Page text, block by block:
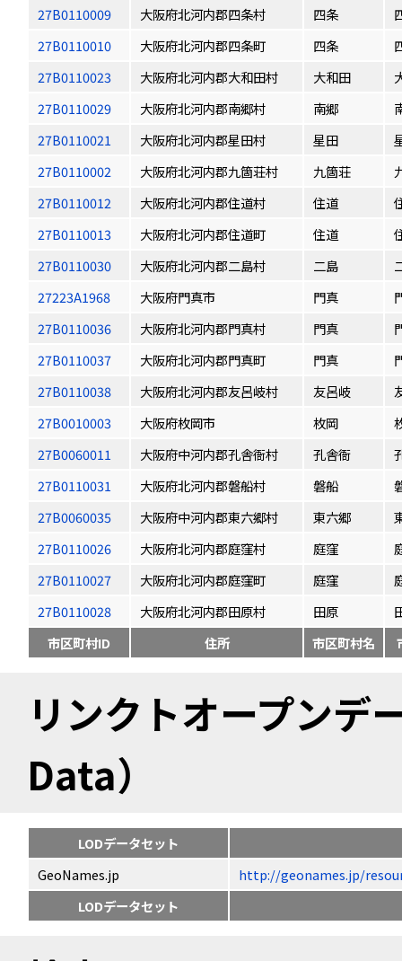
27B0110009
大阪府北河内郡四条村 四条
27B0110010
大阪府北河内郡四条町 四条
27B0110023
大阪府北河内郡大和田村 大和田
27B0110029
大阪府北河内郡南郷村 南郷
27B0110021
大阪府北河内郡星田村 星田
27B0110002
大阪府北河内郡九箇荘村 九箇荘
27B0110012
大阪府北河内郡住道村 住道
27B0110013
大阪府北河内郡住道町 住道
27B0110030
大阪府北河内郡二島村 二島
27223A1968
大阪府門真市 門真
27B0110036
大阪府北河内郡門真村 門真
27B0110037
大阪府北河内郡門真町 門真
27B0110038
大阪府北河内郡友呂岐村 友呂岐
27B0010003
大阪府枚岡市 枚岡
27B0060011
大阪府中河内郡孔舎衙村 孔舎衙
27B0110031
大阪府北河内郡磐船村 磐船
27B0060035
大阪府中河内郡東六郷村 東六郷
27B0110026
大阪府北河内郡庭窪村 庭窪
27B0110027
大阪府北河内郡庭窪町 庭窪
27B0110028
大阪府北河内郡田原村 田原
市区町村ID
住所 市区町村名
リンクトオープン
Data）
LODデータセット
GeoNames.jp
http://geonames.jp/
LODデータセット